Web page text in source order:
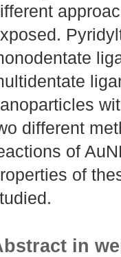
different
of
of
in